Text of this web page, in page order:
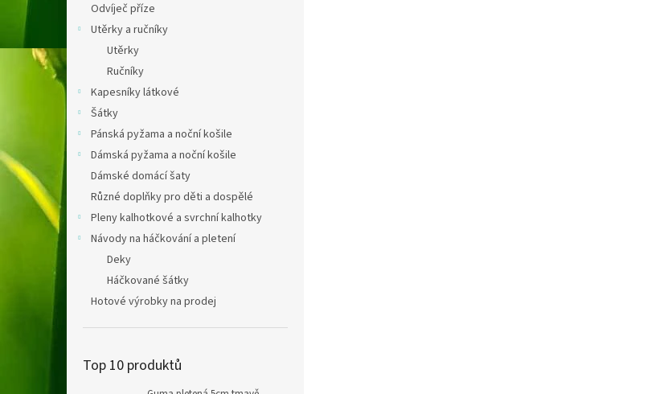
Odvíječ příze
Utěrky a ručníky
Utěrky
Ručníky
Kapesníky látkové
Šátky
Pánská pyžama a noční košile
Dámská pyžama a noční košile
Dámské domácí šaty
Různé doplňky pro děti a dospělé
Pleny kalhotkové a svrchní kalhotky
Návody na háčkování a pletení
Deky
Háčkované šátky
Hotové výrobky na prodej
Top 10 produktů